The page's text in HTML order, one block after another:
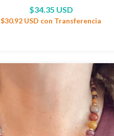
$34.35 USD
$30.92 USD con Transferencia